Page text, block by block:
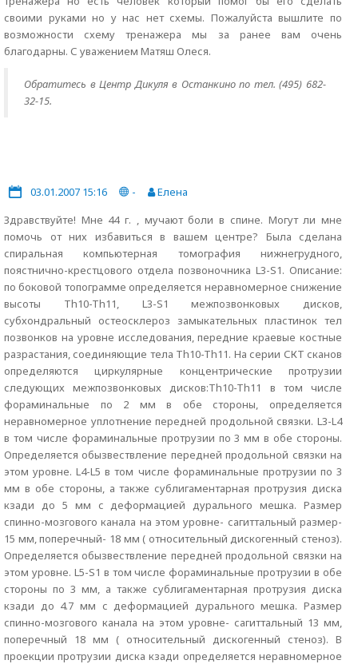
своими руками но у нас нет схемы. Пожалуйста вышлите по
возможности схему тренажера мы за ранее вам очень
благодарны. С уважением Матяш Олеся.
Обратитесь в Центр Дикуля в Останкино по тел. (495) 682-
32-15.
03.01.2007 15:16 -
Елена
Здравствуйте! Мне 44 г. , мучают боли в спине. Могут ли мне
помочь от них избавиться в вашем центре? Была сделана
спиральная компьютерная томография нижнегрудного,
поястнично-крестцового отдела позвоночника L3-S1. Описание:
по боковой топограмме определяется неравномерное снижение
высоты Th10-Th11, L3-S1 межпозвонковых дисков,
субхондральный остеосклероз замыкательных пластинок тел
позвонков на уровне исследования, передние краевые костные
разрастания, соединяющие тела Th10-Th11. На серии СКТ сканов
определяются циркулярные концентрические протрузии
следующих межпозвонковых дисков:Th10-Th11 в том числе
фораминальные по 2 мм в обе стороны, определяется
неравномерное уплотнение передней продольной связки. L3-L4
в том числе фораминальные протрузии по 3 мм в обе стороны.
Определяется обызвествление передней продольной связки на
этом уровне. L4-L5 в том числе фораминальные протрузии по 3
мм в обе стороны, а также сублигаментарная протрузия диска
кзади до 5 мм с деформацией дурального мешка. Размер
спинно-мозгового канала на этом уровне- сагиттальный размер-
15 мм, поперечный- 18 мм ( относительный дискогенный стеноз).
Определяется обызвествление передней продольной связки на
этом уровне. L5-S1 в том числе фораминальные протрузии в обе
стороны по 3 мм, а также сублигаментарная протрузия диска
кзади до 4.7 мм с деформацией дурального мешка. Размер
спинно-мозгового канала на этом уровне- сагиттальный 13 мм,
поперечный 18 мм ( относительный дискогенный стеноз). В
проекции протрузии диска кзади определяется неравномерное